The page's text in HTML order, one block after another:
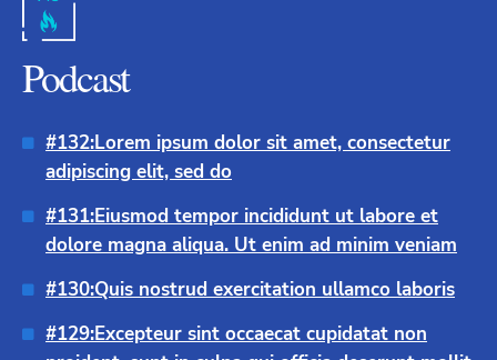
Podcast
#132:Lorem ipsum dolor sit amet, consectetur
adipiscing elit, sed do
#131:Eiusmod tempor incididunt ut labore et
dolore magna aliqua. Ut enim ad minim veniam
#130:Quis nostrud exercitation ullamco laboris
#129:Excepteur sint occaecat cupidatat non